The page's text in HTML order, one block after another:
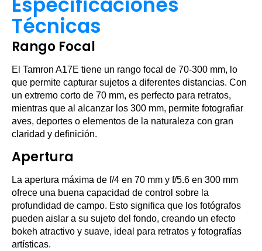
Técnicas
Rango Focal
El Tamron A17E tiene un rango focal de 70-300 mm, lo
que permite capturar sujetos a diferentes distancias. Con
un extremo corto de 70 mm, es perfecto para retratos,
mientras que al alcanzar los 300 mm, permite fotografiar
aves, deportes o elementos de la naturaleza con gran
claridad y definición.
Apertura
La apertura máxima de f/4 en 70 mm y f/5.6 en 300 mm
ofrece una buena capacidad de control sobre la
profundidad de campo. Esto significa que los fotógrafos
pueden aislar a su sujeto del fondo, creando un efecto
bokeh atractivo y suave, ideal para retratos y fotografías
artísticas.